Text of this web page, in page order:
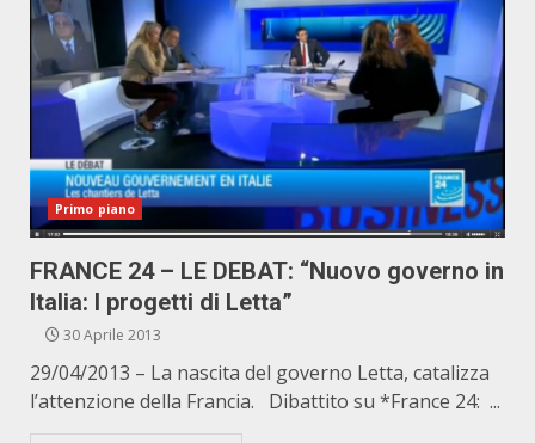
Primo piano
FRANCE 24 – LE DEBAT: “Nuovo governo in
Italia: I progetti di Letta”
30 Aprile 2013
29/04/2013 – La nascita del governo Letta, catalizza
l’attenzione della Francia. Dibattito su *France 24: ...